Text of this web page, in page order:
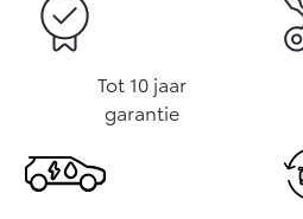
Tot 10 jaar
garantie